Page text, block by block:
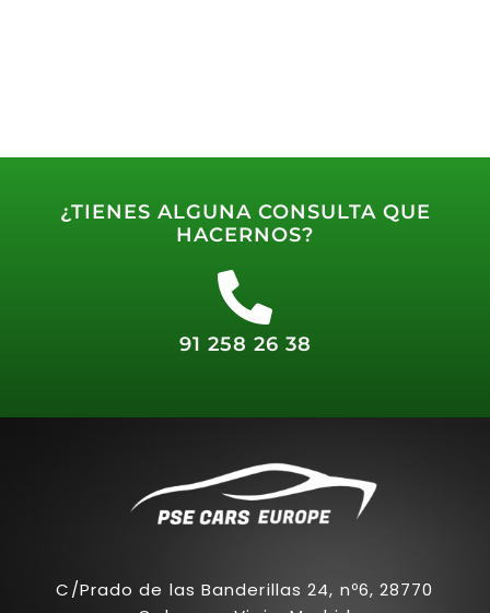
¿TIENES ALGUNA CONSULTA QUE
HACERNOS?
91 258 26 38
C/Prado de las Banderillas 24, nº6, 28770